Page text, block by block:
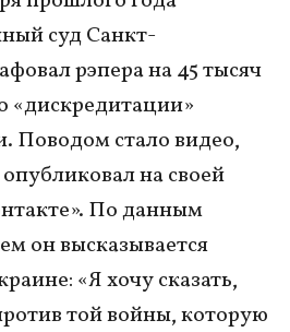
суд Санкт-
рэпера на 45 тысяч
«дискредитации»
Поводом стало видео,
на своей
По данным
он высказывается
«Я хочу сказать,
той войны, которую